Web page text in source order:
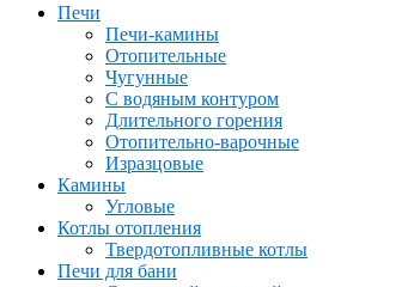
Печи
Печи-камины
Отопительные
Чугунные
С водяным контуром
Длительного горения
Отопительно-варочные
Изразцовые
Камины
Угловые
Котлы отопления
Твердотопливные котлы
Печи для бани